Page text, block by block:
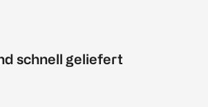
schnell geliefert